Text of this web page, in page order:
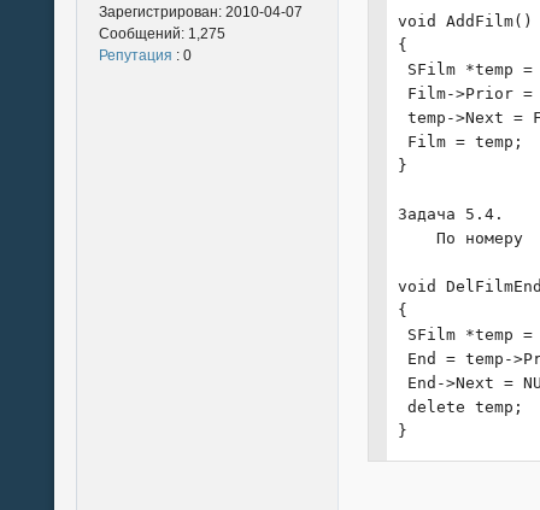
FillFilms();
clrscr();
PrintFilms();
Find(findf);
void
Film = Start;
for (int i=0;
printf("[%d]
scanf
printf("[%d]
Зарегистрирован: 2010-04-07
Сообщений: 1,275
Репутация : 0
void AddFilm()
{
SFilm *temp
Film->Prior =
temp->Next =
Film = temp;
}
Задача 5.4.
По номеру
void
{
SFilm *temp =
End = temp-
End->Next =
delete temp;
}